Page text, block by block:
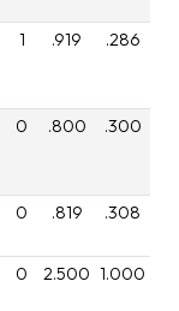
1 .919 .286
0 .800 .300
0 .819 .308
0 2.500 1.000